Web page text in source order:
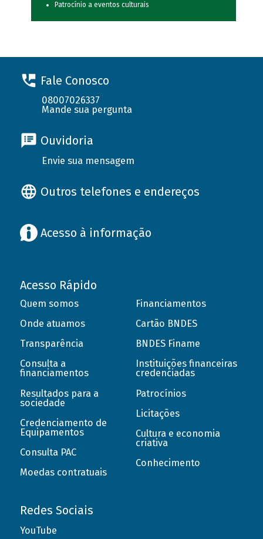
Patrocínio a eventos culturais
Fale Conosco
08007026337
Mande sua pergunta
Ouvidoria
Envie sua mensagem
Outros telefones e endereços
Acesso à informação
Acesso Rápido
Quem somos
Onde atuamos
Transparência
Consulta a
financiamentos
Resultados para a
sociedade
Credenciamento de
Equipamentos
Consulta PAC
Moedas contratuais
Financiamentos
Cartão BNDES
BNDES Finame
Instituições financeiras
credenciadas
Patrocínios
Licitações
Cultura e economia
criativa
Conhecimento
Redes Sociais
YouTube